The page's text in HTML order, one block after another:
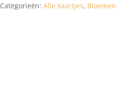
Categorieën:Alle kaartjes, Bloemen